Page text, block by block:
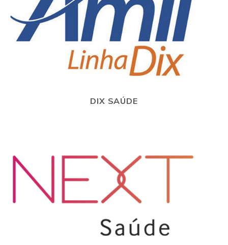
DIX SAÚDE